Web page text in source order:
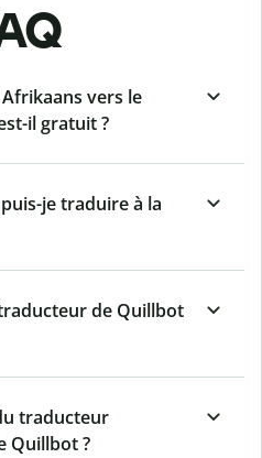
vers le
il gratuit ?
je traduire à la
de Quillbot
traducteur
Quillbot ?